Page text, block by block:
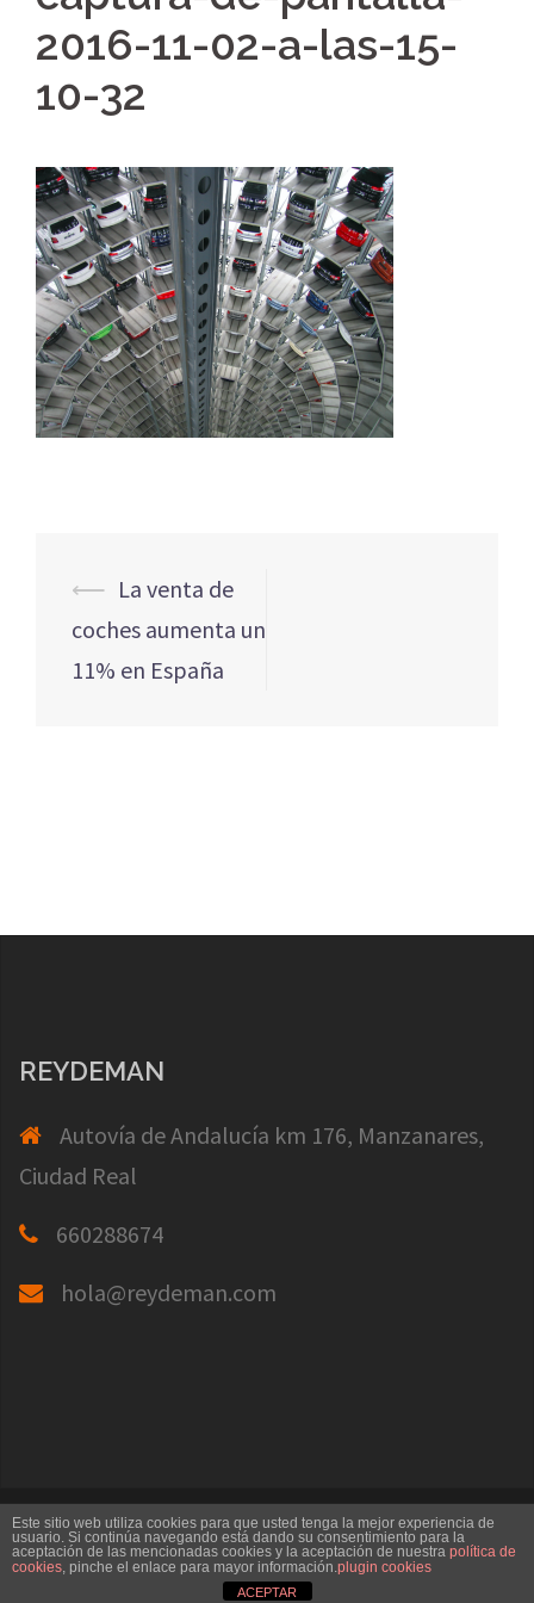
2016-11-02-a-las-15-
10-32
Navegación
de
entradas
⟵ La venta de
coches aumenta un
11% en España
REYDEMAN
Autovía de Andalucía km 176, Manzanares,
Ciudad Real
660288674
hola@reydeman.com
Creado con WordPress|Tema:Sydneypor
aThemes.
Este sitio web utiliza cookies para que usted tenga la mejor experiencia de
usuario. Si continúa navegando está dando su consentimiento para la
aceptación de las mencionadas cookies y la aceptación de nuestra política de
cookies, pinche el enlace para mayor información.plugin cookies
ACEPTAR